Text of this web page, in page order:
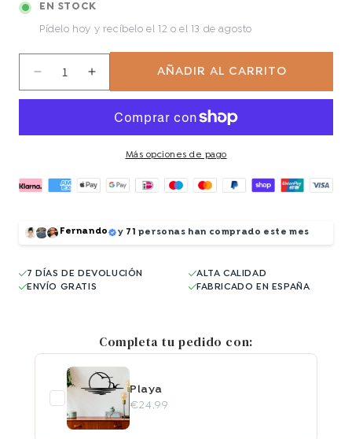
EN STOCK
Pídelo hoy y recíbeloel 12 o el 13 de agosto
Reducir
cantidad
Aumentar
cantidad
para
AÑADIR AL CARRITO
Más opciones de pago
Fernando y 71 personas han comprado este mes
7 DÍAS DE DEVOLUCIÓN
ALTA CALIDAD
ENVÍO GRATIS
FABRICADO EN ESPAÑA
Completa tu pedido con:
Playa
€24.99